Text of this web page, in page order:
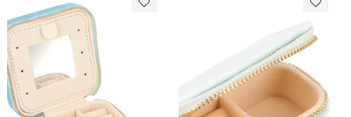
NOS
BOUTIQUES
FAQ